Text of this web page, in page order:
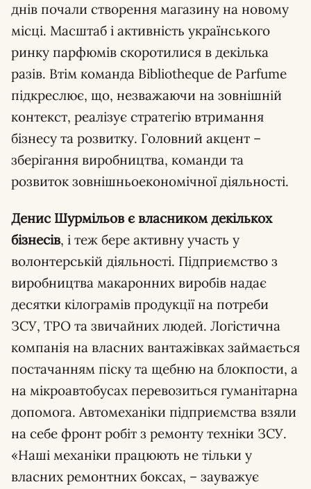
днів почали створення магазину на новому
місці. Масштаб і активність українського
ринку парфюмів скоротилися в декілька
разів. Втім команда Bibliotheque de Parfume
підкреслює, що, незважаючи на зовнішній
контекст, реалізує стратегію втримання
бізнесу та розвитку. Головний акцент –
зберігання виробництва, команди та
розвиток зовнішньоекономічної діяльності.
Денис Шурмільов є власником декількох
бізнесів, і теж бере активну участь у
волонтерській діяльності. Підприємство з
виробництва макаронних виробів надає
десятки кілограмів продукції на потреби
ЗСУ, ТРО та звичайних людей. Логістична
компанія на власних вантажівках займається
постачанням піску та щебню на блокпости, а
на мікроавтобусах перевозиться гуманітарна
допомога. Автомеханіки підприємства взяли
на себе фронт робіт з ремонту техніки ЗСУ.
«Наші механіки працюють не тільки у
власних ремонтних боксах, – зауважує